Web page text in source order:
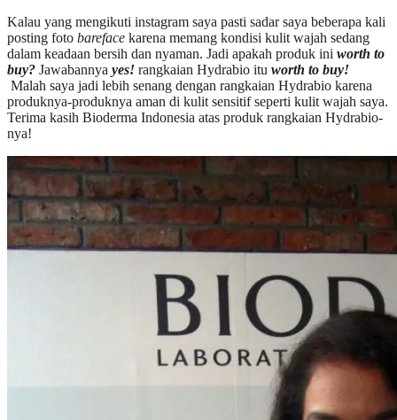
Kalau yang mengikuti instagram saya pasti sadar saya beberapa kali
posting foto bareface karena memang kondisi kulit wajah sedang
dalam keadaan bersih dan nyaman. Jadi apakah produk ini worth to
buy? Jawabannya yes! rangkaian Hydrabio itu worth to buy!
Malah saya jadi lebih senang dengan rangkaian Hydrabio karena
produknya-produknya aman di kulit sensitif seperti kulit wajah saya.
Terima kasih Bioderma Indonesia atas produk rangkaian Hydrabio-
nya!